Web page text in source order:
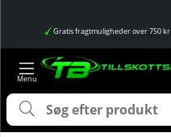
Gratis fragtmuligheder over 750 kr